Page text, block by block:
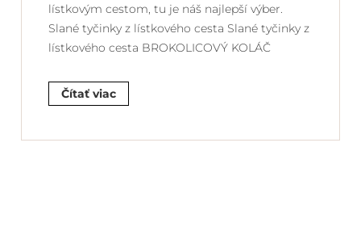
lístkovým cestom, tu je náš najlepší výber.
Slané tyčinky z lístkového cesta Slané tyčinky z
lístkového cesta BROKOLICOVÝ KOLÁČ
Čítať viac